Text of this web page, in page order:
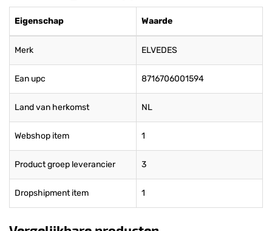
Eigenschap Waarde
Merk ELVEDES
Ean upc 8716706001594
Land van herkomst NL
Webshop item 1
Product groep leverancier 3
Dropshipment item 1